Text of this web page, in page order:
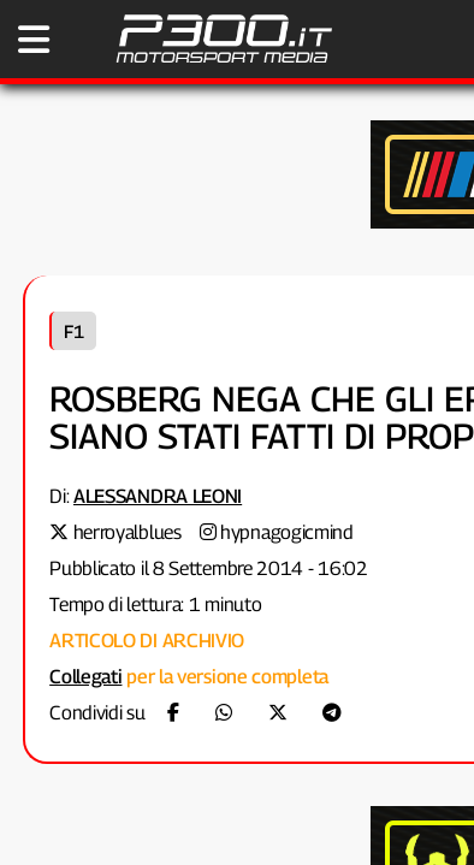
F1
ROSBERG NEGA CHE GLI
SIANO STATI FATTI DI
Di:ALESSANDRA LEONI
herroyalblues
hypnagogicmind
Pubblicato il 8 Settembre 2014 - 16:02
Tempo di lettura: 1 minuto
ARTICOLO DI ARCHIVIO
Collegati per la versione completa
Condividi su